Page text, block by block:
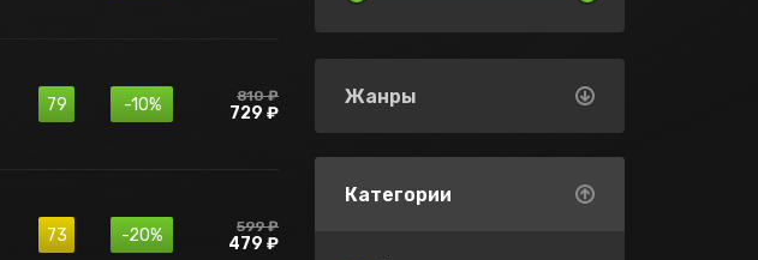
79 -10% 810 ₽
729 ₽
73 -20% 599 ₽
479 ₽
Жанры
Категории